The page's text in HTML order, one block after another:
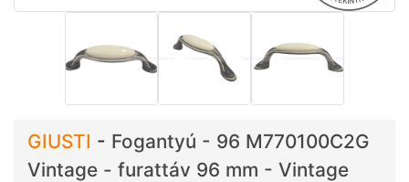
GIUSTI - Fogantyú - 96 M770100C2G
Vintage - furattáv 96 mm - Vintage